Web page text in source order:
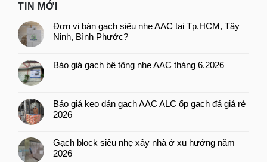
TIN MỚI
Đơn vị bán gạch siêu nhẹ AAC tại Tp.HCM, Tây
Ninh, Bình Phước?
Báo giá gạch bê tông nhẹ AAC tháng 6.2026
Báo giá keo dán gạch AAC ALC ốp gạch đá giá rẻ
2026
Gạch block siêu nhẹ xây nhà ở xu hướng năm
2026